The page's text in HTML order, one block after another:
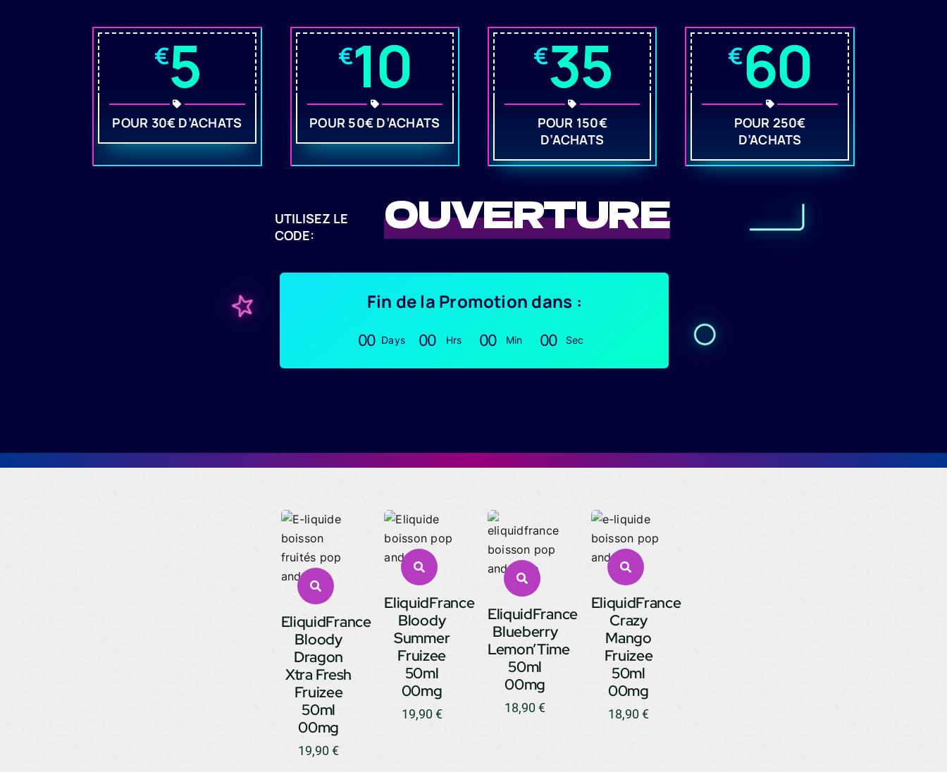
€5
POUR 30€ D’ACHATS
€10
POUR 50€ D’ACHATS
€35
POUR 150€
D’ACHATS
€60
POUR 250€
D’ACHATS
UTILISEZ LE
CODE:
OUVERTURE
Fin de la Promotion dans :
00 Days 00 Hrs 00 Min 00 Sec
EliquidFrance
Bloody
Dragon
Xtra Fresh
Fruizee
50ml
00mg
19,90€
EliquidFrance
Bloody
Summer
Fruizee
50ml
00mg
19,90 €
EliquidFrance
Blueberry
Lemon’Time
50ml
00mg
18,90€
EliquidFrance
Crazy
Mango
Fruizee
50ml
00mg
18,90 €